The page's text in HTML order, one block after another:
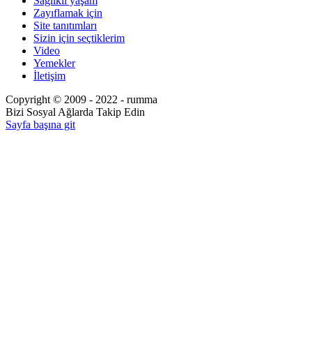
Zayıflamak için
Site tanıtımları
Sizin için seçtiklerim
Video
Yemekler
İletişim
Copyright © 2009 - 2022 - rumma
Bizi Sosyal Ağlarda Takip Edin
Sayfa başına git